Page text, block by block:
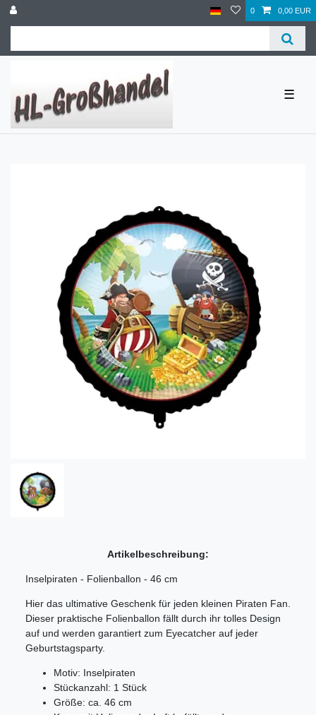
0 0,00 EUR
☰
Artikelbeschreibung:
Inselpiraten - Folienballon - 46 cm
Hier das ultimative Geschenk für jeden kleinen Piraten Fan.
Dieser praktische Folienballon fällt durch ihr tolles Design
auf und werden garantiert zum Eyecatcher auf jeder
Geburtstagsparty.
Motiv: Inselpiraten
Stückanzahl: 1 Stück
Größe: ca. 46 cm